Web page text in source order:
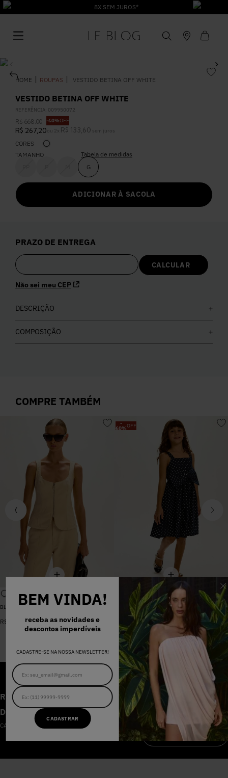
BEM VINDA!
receba as novidades e
descontos imperdíveis
CADASTRE-SE NA NOSSA NEWSLETTER!
CADASTRAR
8X SEM JUROS*
ROUPAS VESTIDO BETINA OFF WHITE
VESTIDO BETINA OFF WHITE
REFERÊNCIA: 009950072
R$ 668,00 -60%OFF
R$ 267,20 ou 2 x R$ 133 60 sem juros
CORES
TAMANHO
G
Tabela de medidas
ADICIONAR À SACOLA
PRAZO DE ENTREGA
Não sei meu CEP
DESCRIÇÃO
COMPOSIÇÃO
COMPRE TAMBÉM
BLUSA SARJA LARA PEROLA
R$ 00
-
60%OFF
VESTIDO MADALENA AZUL MARINHO DOT
R$ 398,00
159,20
RECEBA AS NOVIDADES E
DESCONTOS IMPERDÍVEIS
CADASTRE-SE NA NOSSA NEWSLETTER
CADASTRAR
1 º Vestido
2 Roupas
4º Blusa
5º Calça
8º Calça Jeans